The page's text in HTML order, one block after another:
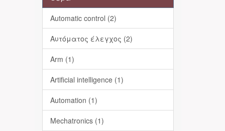
Automatic control (2)
Αυτόματος έλεγχος (2)
Arm (1)
Artificial intelligence (1)
Automation (1)
Mechatronics (1)